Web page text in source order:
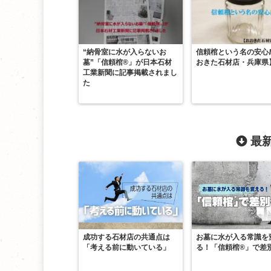
“納骨室に水が入らないお
墓”「信頼棺®」が日本石材
工業新聞に記事掲載されまし
た
信頼棺という名の安心
おきた石材店・兵庫県
最
成功する石材店の共通点は
「考える前に動いている」
お墓に水が入る常識を
る！「信頼棺®」で差